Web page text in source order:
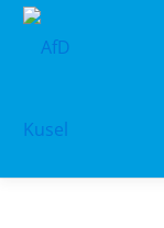
Zum
Inhalt